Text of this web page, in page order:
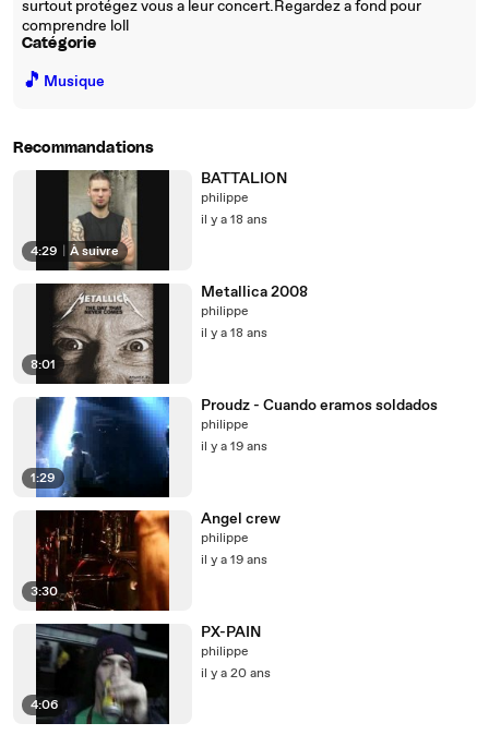
surtout protégez vous a leur concert.Regardez a fond pour
comprendre loll
Catégorie
🎵 Musique
Recommandations
4:29 À suivre
BATTALION
philippe
il y a 18 ans
8:01
Metallica 2008
philippe
il y a 18 ans
1:29
Proudz - Cuando eramos soldados
philippe
il y a 19 ans
3:30
Angel crew
philippe
il y a 19 ans
4:06
PX-PAIN
philippe
il y a 20 ans